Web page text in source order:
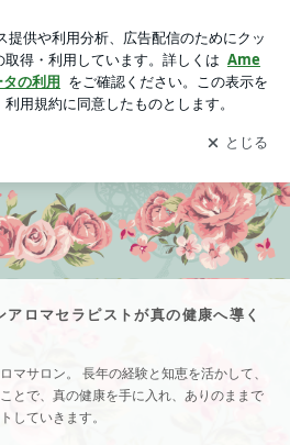
ブログの更新通知
を受け取りまし
開く
アロマセラピストが真の健康へ導く
マサロン。 長年の経験と知恵を活かして、
とで、真の健康を手に入れ、ありのままで
していきます。